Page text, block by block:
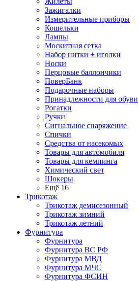
Зажигалки
Измерительные приборы
Кошельки
Лампы
Москитная сетка
Набор нитки + иголки
Носки
Перцовые баллончики
ПоверБанк
Подарочные наборы
Принадлежности для обуви
Рогатки
Ручки
Сигнальное снаряжение
Спички
Средства от насекомых
Товары для автомобиля
Товары для кемпинга
Химический свет
Шокеры
Ещё 16
Трикотаж
Трикотаж демисезонный
Трикотаж зимний
Трикотаж летний
Фурнитура
Фурнитура
Фурнитура ВС РФ
Фурнитура МВД
Фурнитура МЧС
Фурнитура ФСИН